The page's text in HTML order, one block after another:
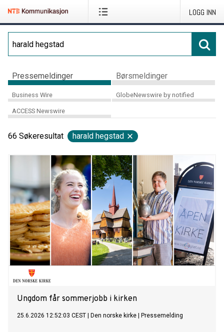
LOGG INN
Pressemeldinger Børsmeldinger
Business Wire GlobeNewswire by notified
ACCESS Newswire
66 Søkeresultat harald hegstad
Ungdom får sommerjobb i kirken
25.6.2026 12:52:03 CEST Den norske kirke Pressemelding